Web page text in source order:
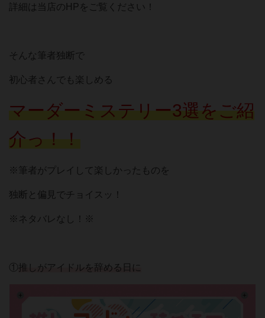
詳細は当店のHPをご覧ください！
そんな筆者独断で
初心者さんでも楽しめる
マーダーミステリー3選をご紹
介っ！！
※筆者がプレイして楽しかったものを
独断と偏見でチョイスッ！
※ネタバレなし！※
①推しがアイドルを辞める日に